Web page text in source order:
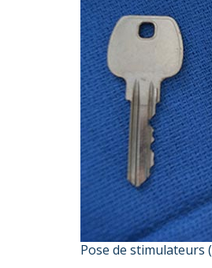
Pose de stimulateurs (